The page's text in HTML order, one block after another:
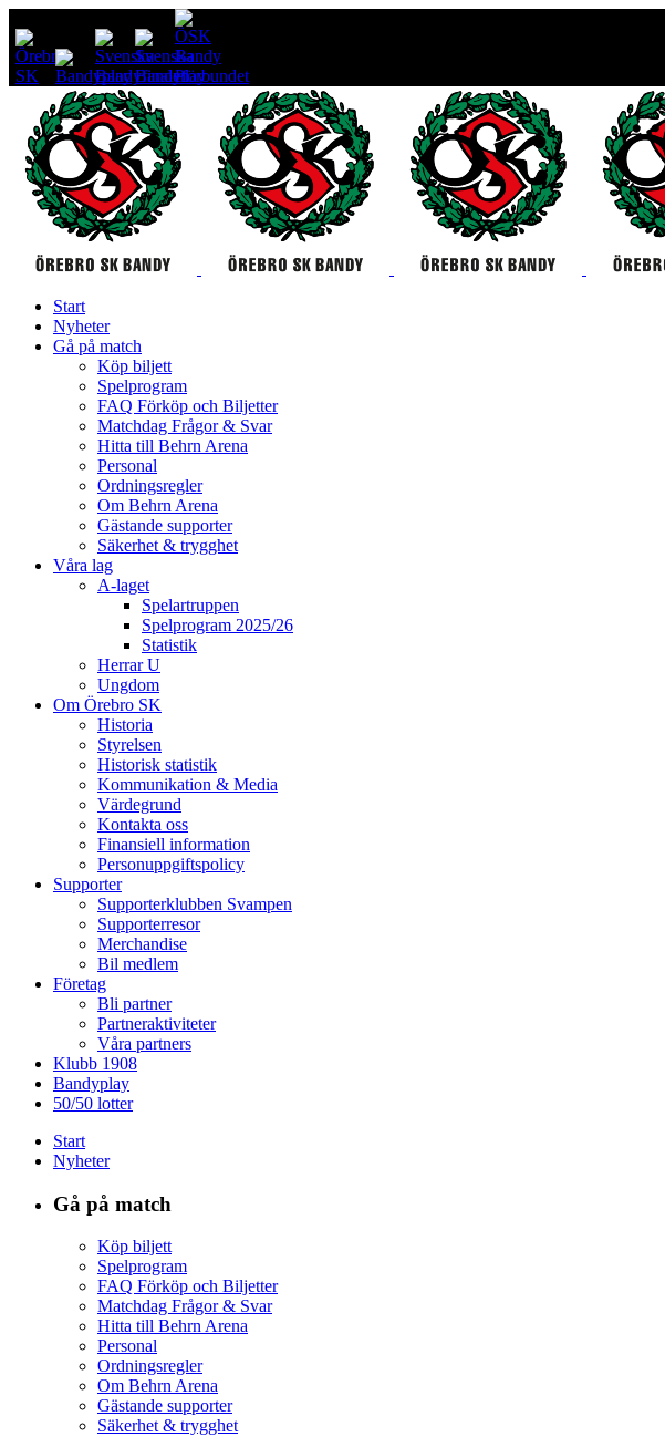
Start
Nyheter
Gå på match
Köp biljett
Spelprogram
FAQ Förköp och Biljetter
Matchdag Frågor & Svar
Hitta till Behrn Arena
Personal
Ordningsregler
Om Behrn Arena
Gästande supporter
Säkerhet & trygghet
Våra lag
A-laget
Spelartruppen
Spelprogram 2025/26
Statistik
Herrar U
Ungdom
Om Örebro SK
Historia
Styrelsen
Historisk statistik
Kommunikation & Media
Värdegrund
Kontakta oss
Finansiell information
Personuppgiftspolicy
Supporter
Supporterklubben Svampen
Supporterresor
Merchandise
Bil medlem
Företag
Bli partner
Partneraktiviteter
Våra partners
Klubb 1908
Bandyplay
50/50 lotter
Start
Nyheter
Gå på match
Köp biljett
Spelprogram
FAQ Förköp och Biljetter
Matchdag Frågor & Svar
Hitta till Behrn Arena
Personal
Ordningsregler
Om Behrn Arena
Gästande supporter
Säkerhet & trygghet